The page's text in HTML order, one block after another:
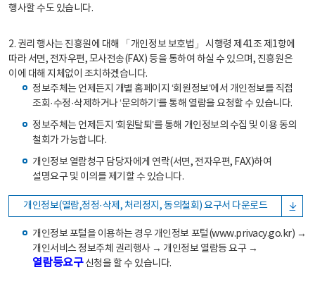
행사할 수도 있습니다.
2. 권리 행사는 진흥원에 대해 「개인정보 보호법」 시행령 제41조 제1항에
따라 서면, 전자우편, 모사전송(FAX) 등을 통하여 하실 수 있으며, 진흥원은
이에 대해 지체없이 조치하겠습니다.
정보주체는 언제든지 개별 홈페이지 ‘회원정보’에서 개인정보를 직접
조회·수정·삭제하거나 ‘문의하기’를 통해 열람을 요청할 수 있습니다.
정보주체는 언제든지 ‘회원탈퇴’를 통해 개인정보의 수집 및 이용 동의
철회가 가능합니다.
개인정보 열람청구 담당자에게 연락(서면, 전자우편, FAX)하여
설명요구 및 이의를 제기할 수 있습니다.
개인정보(열람,정정·삭제, 처리정지, 동의철회) 요구서 다운로드
개인정보 포털을 이용하는 경우 개인정보 포털(www.privacy.go.kr) →
개인서비스 정보주체 권리행사 → 개인정보 열람등 요구 →
열람등요구신청을 할 수 있습니다.